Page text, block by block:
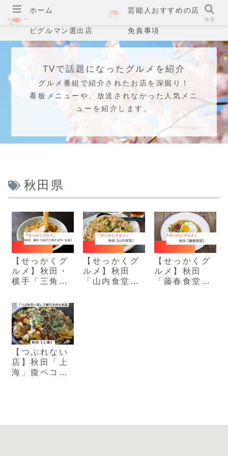
ホーム 芸能人おすすめの店
ビグルマン選出店 免責事項
TVで話題になったグルメを紹介
グルメ番組で紹介されたお店を深掘り！
看板メニューや、放送されなかった人気メニ
ューを紹介します。
秋田県
【せっかくグ
ルメ】秋田・
横手「三角そ
もみ麺の極上
中華そば
【せっかくグ
ルメ】秋田
「山内食堂」
【せっかくグ
ルメ】秋田
「藤春食堂」
【つぶれない
店】秋田「上
海」腹ペコ学
メニュー 検索